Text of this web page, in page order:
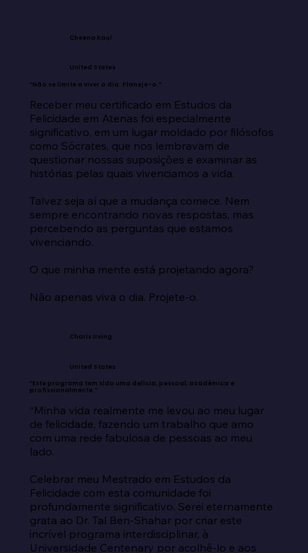
Cheena Kaul
United States
“Não se limite a viver o dia. Planeje-o.”
Receber meu certificado em Estudos da
Felicidade em Atenas foi especialmente
significativo, em um lugar moldado por filósofos
como Sócrates, que nos lembravam de
questionar nossas suposições e examinar as
histórias pelas quais vivenciamos a vida.
Talvez seja aí que a mudança comece. Nem
sempre encontrando novas respostas, mas
percebendo as perguntas que estamos
vivenciando.
O que minha mente está projetando agora?
Não apenas viva o dia. Projete-o.
Charis Irving
United States
“Este programa tem sido uma delícia, pessoal, acadêmica e
profissionalmente.”
“Minha vida realmente me levou ao meu lugar
de felicidade, fazendo um trabalho que amo
com uma rede fabulosa de pessoas ao meu
lado.
Celebrar meu Mestrado em Estudos da
Felicidade com esta comunidade foi
profundamente significativo. Serei eternamente
grata ao Dr. Tal Ben-Shahar por criar este
incrível programa interdisciplinar, à
Universidade Centenary por acolhê-lo e aos